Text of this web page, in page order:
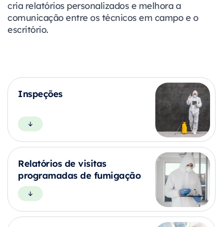
cria relatórios personalizados e melhora a
comunicação entre os técnicos em campo e o
escritório.
Inspeções
Relatórios de visitas
programadas de fumigação